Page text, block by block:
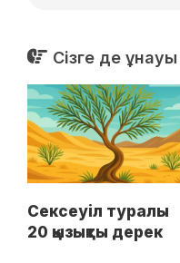
Сізге де ұнауы
Сексеуіл туралы
20 қызықты дерек